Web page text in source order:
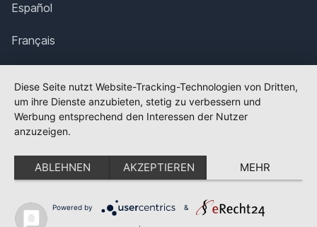
Español
Français
Polska
Português
Nederlands
Svenska
Diese Seite nutzt Website-Tracking-Technologien von Dritten,
um ihre Dienste anzubieten, stetig zu verbessern und
Werbung entsprechend den Interessen der Nutzer
anzuzeigen.
ABLEHNEN AKZEPTIEREN MEHR
Powered by &